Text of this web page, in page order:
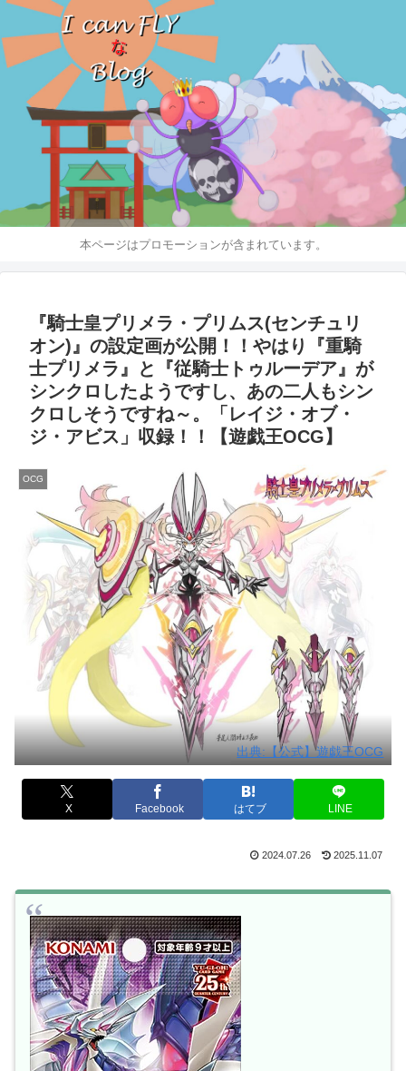
本ページはプロモーションが含まれています。
『騎士皇プリメラ・プリムス(センチュリ
オン)』の設定画が公開！！やはり『重騎
士プリメラ』と『従騎士トゥルーデア』が
シンクロしたようですし、あの二人もシン
クロしそうですね～。「レイジ・オブ・
ジ・アビス」収録！！【遊戯王OCG】
OCG
出典:【公式】遊戯王OCG
X Facebook はてブ LINE
2024.07.26 2025.11.07